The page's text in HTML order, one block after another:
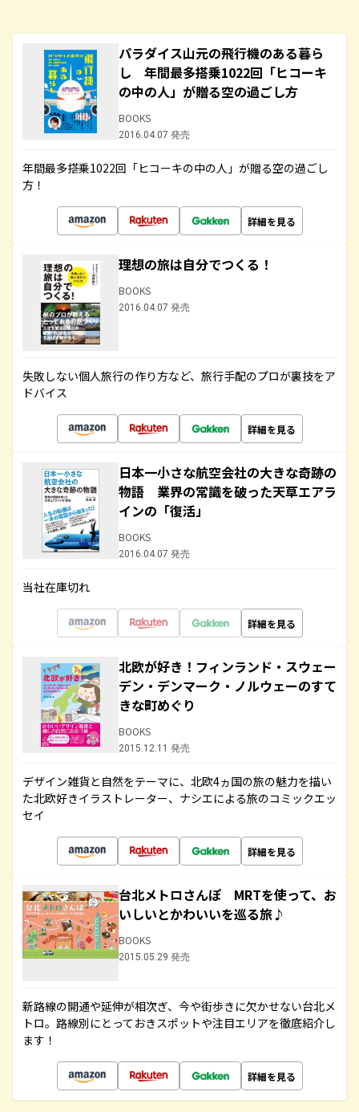
パラダイス山元の飛行機のある暮ら
し 年間最多搭乗1022回「ヒコーキ
の中の人」が贈る空の過ごし方
BOOKS
2016.04.07 発売
年間最多搭乗1022回「ヒコーキの中の人」が贈る空の過ごし
方！
詳細を見る
理想の旅は自分でつくる！
BOOKS
2016.04.07 発売
失敗しない個人旅行の作り方など、旅行手配のプロが裏技をア
ドバイス
詳細を見る
日本一小さな航空会社の大きな奇跡の
物語 業界の常識を破った天草エアラ
インの「復活」
BOOKS
2016.04.07 発売
当社在庫切れ
詳細を見る
北欧が好き！フィンランド・スウェー
デン・デンマーク・ノルウェーのすて
きな町めぐり
BOOKS
2015.12.11 発売
デザイン雑貨と自然をテーマに、北欧4ヵ国の旅の魅力を描い
た北欧好きイラストレーター、ナシエによる旅のコミックエッ
セイ
詳細を見る
台北メトロさんぽ MRTを使って、お
いしいとかわいいを巡る旅♪
BOOKS
2015.05.29 発売
新路線の開通や延伸が相次ぎ、今や街歩きに欠かせない台北メ
トロ。路線別にとっておきスポットや注目エリアを徹底紹介し
ます！
詳細を見る